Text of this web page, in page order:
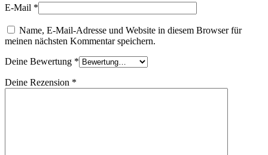
E-Mail *
Name, E-Mail-Adresse und Website in diesem Browser für
meinen nächsten Kommentar speichern.
Deine Bewertung *
Deine Rezension *